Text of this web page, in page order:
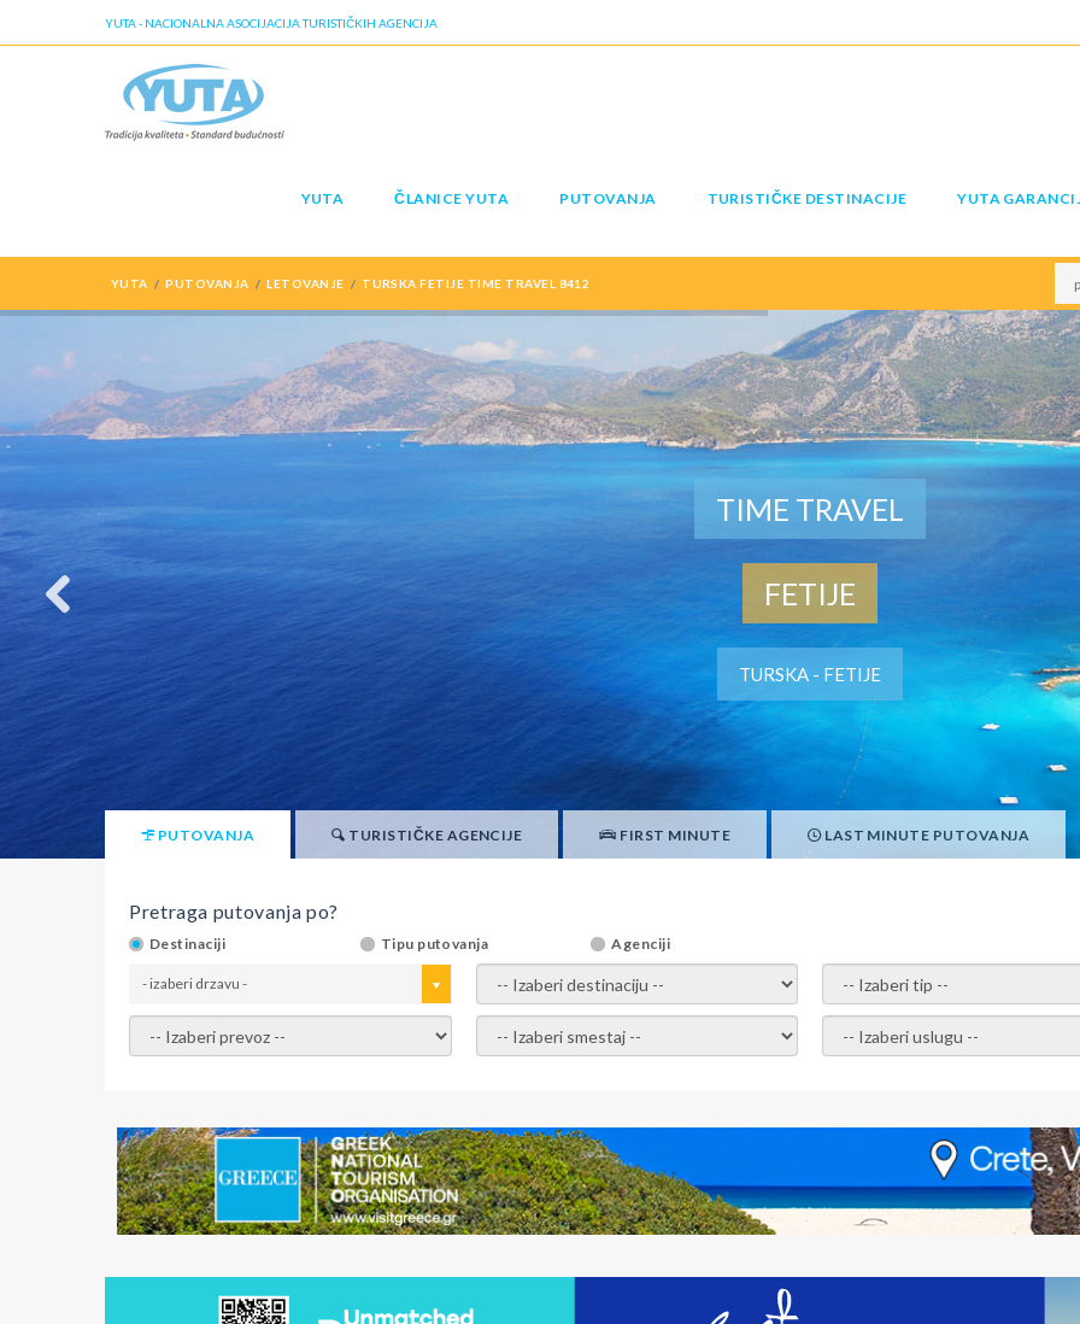
YUTA - NACIONALNA ASOCIJACIJA TURISTIČKIH AGENCIJA
YUTA ČLANICE YUTA PUTOVANJA TURISTIČKE DESTINACIJE YUTA
YUTA PUTOVANJA LETOVANJE TURSKA FETIJE TIME TRAVEL 8412
TIME TRAVEL
FETIJE
TURSKA - FETIJE
PUTOVANJA TURISTIČKE AGENCIJE FIRST MINUTE LAST MINUTE PUTOVANJA
Pretraga putovanja po?
Destinaciji Tipu putovanja Agenciji
- izaberi drzavu - - izaberi destinaciju - - izaberi tip -
- izaberi prevoz - - Izaberite smestaj - - Izaberite uslugu -